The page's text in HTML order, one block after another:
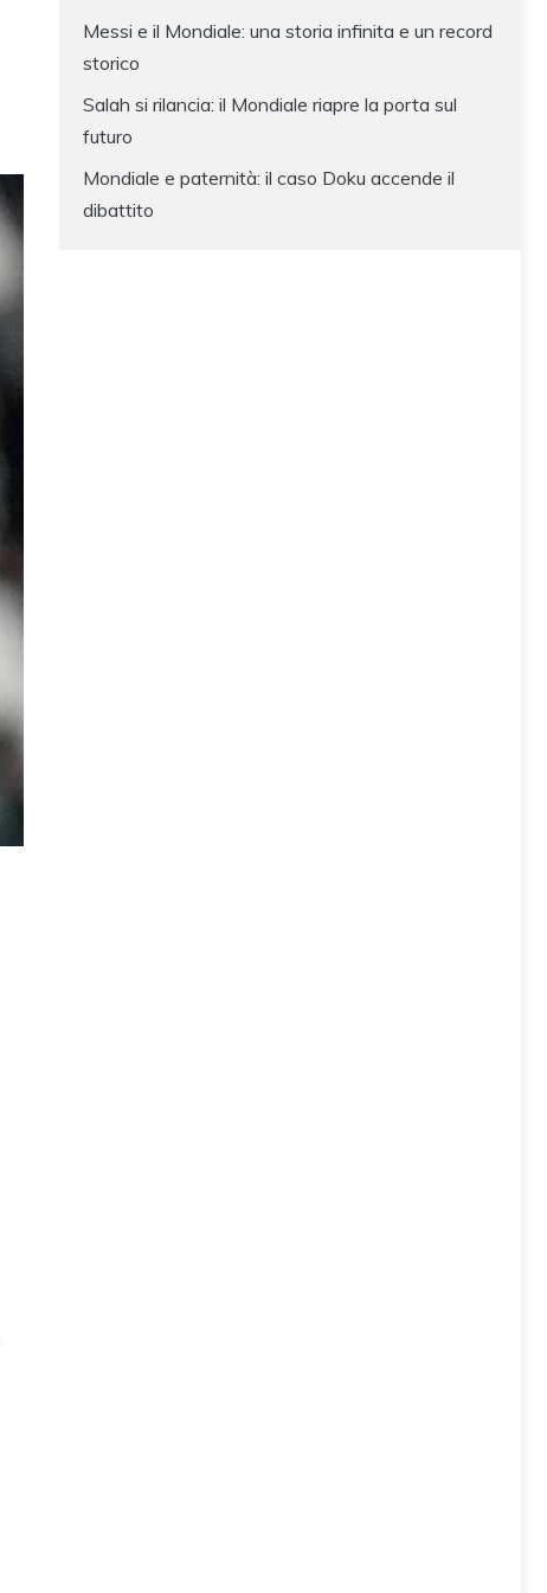
Messi e il Mondiale: una storia infinita e un record
storico
Salah si rilancia: il Mondiale riapre la porta sul
futuro
Mondiale e paternità: il caso Doku accende il
dibattito